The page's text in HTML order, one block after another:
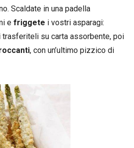
Scaldate in una padella
e friggete i vostri asparagi:
trasferiteli su carta assorbente, poi
, con un’ultimo pizzico di